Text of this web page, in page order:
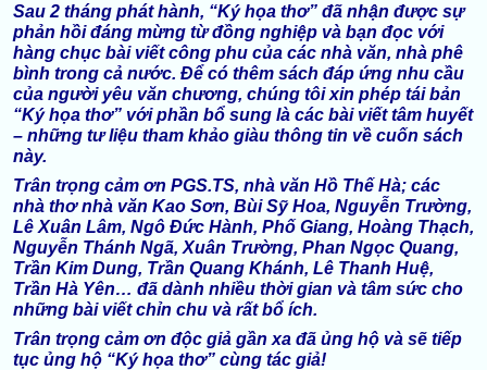
Sau 2 tháng phát hành, “Ký họa thơ” đã nhận được sự
phản hồi đáng mừng từ đồng nghiệp và bạn đọc với
hàng chục bài viết công phu của các nhà văn, nhà phê
bình trong cả nước. Để có thêm sách đáp ứng nhu cầu
của người yêu văn chương, chúng tôi xin phép tái bản
“Ký họa thơ” với phần bổ sung là các bài viết tâm huyết
– những tư liệu tham khảo giàu thông tin về cuốn sách
này.
Trân trọng cảm ơn PGS.TS, nhà văn Hồ Thế Hà; các
nhà thơ nhà văn Kao Sơn, Bùi Sỹ Hoa, Nguyễn Trường,
Lê Xuân Lâm, Ngô Đức Hành, Phố Giang, Hoàng Thạch,
Nguyễn Thánh Ngã, Xuân Trường, Phan Ngọc Quang,
Trần Kim Dung, Trần Quang Khánh, Lê Thanh Huệ,
Trần Hà Yên… đã dành nhiều thời gian và tâm sức cho
những bài viết chỉn chu và rất bổ ích.
Trân trọng cảm ơn độc giả gần xa đã ủng hộ và sẽ tiếp
tục ủng hộ “Ký họa thơ” cùng tác giả!